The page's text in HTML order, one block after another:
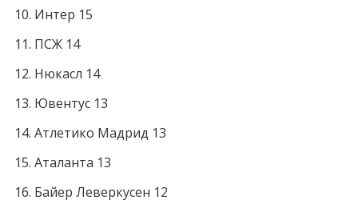
Интер 15
ПСЖ 14
Нюкасл 14
Ювентус 13
Атлетико Мадрид 13
Аталанта 13
Байер Леверкусен 12